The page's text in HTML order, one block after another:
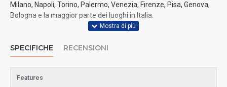
Milano, Napoli, Torino, Palermo, Venezia, Firenze, Pisa, Genova,
Bologna e la maggior parte dei luoghi in Italia.
SPECIFICHE RECENSIONI
Features